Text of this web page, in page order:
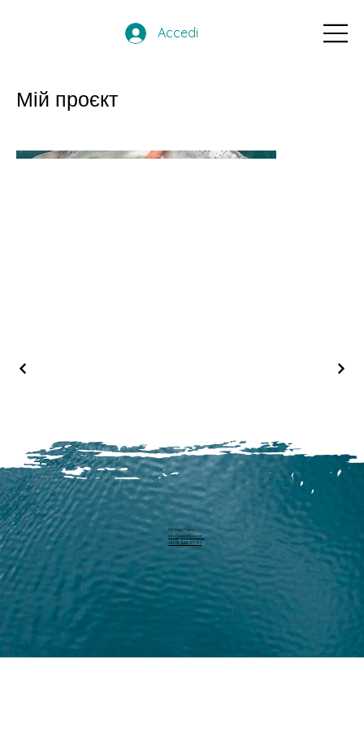
Accedi
Мій проєкт
Michael Harm
info@pearllure.ch
+41 78 646 93 62